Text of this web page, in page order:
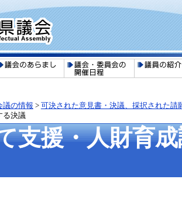
議の情報 > 可決された意見書・決議、採択された請
る決議
支援・人財育